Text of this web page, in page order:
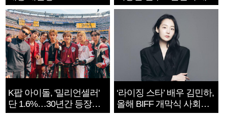
지는 ‘전쟁 속죄’
K팝 아이돌, '밀리언셀러'
단 1.6%…30년간 등장
1182개팀 전수조사
‘라이징 스타’ 배우 김민하,
올해 BIFF 개막식 사회자
확정